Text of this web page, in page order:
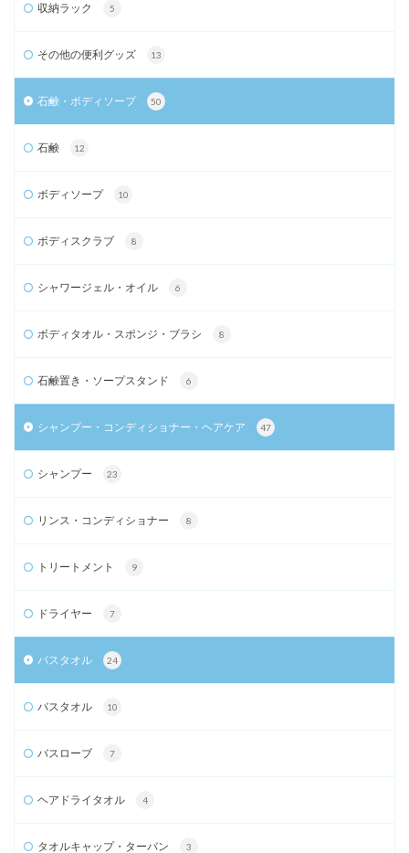
収納ラック 5
その他の便利グッズ 13
石鹸・ボディソープ 50
石鹸 12
ボディソープ 10
ボディスクラブ 8
シャワージェル・オイル 6
ボディタオル・スポンジ・ブラシ 8
石鹸置き・ソープスタンド 6
シャンプー・コンディショナー・ヘアケア 47
シャンプー 23
リンス・コンディショナー 8
トリートメント 9
ドライヤー 7
バスタオル 24
バスタオル 10
バスローブ 7
ヘアドライタオル 4
タオルキャップ・ターバン 3